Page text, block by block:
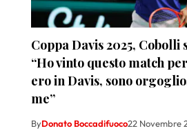
Coppa Davis 2025, Cobolli
“Ho vinto questo match
ero in Davis, sono
me”
ByDonato Boccadifuoco22 Novembre